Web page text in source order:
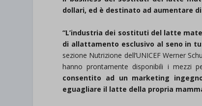
dollari, ed è destinato ad aumentare
“L’industria dei sostituti del latte
di allattamento esclusivo al seno in
sezione Nutrizione dell’UNICEF Werner
hanno prontamente disponibili i mezzi
consentito ad un marketing
eguagliare il latte della propria